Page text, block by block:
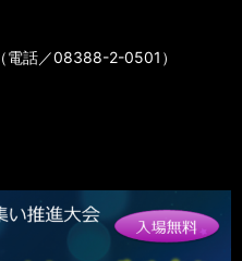
電話／08388-2-0501）